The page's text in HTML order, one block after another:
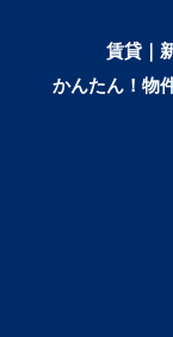
賃貸｜
かんたん！物